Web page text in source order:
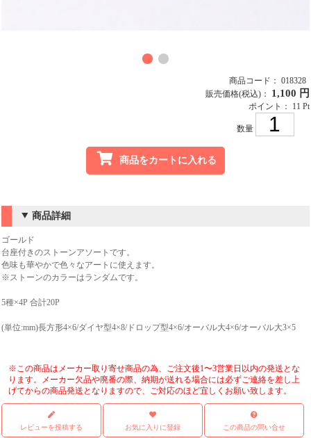
商品コード： 018328
販売価格(税込)： 1,100 円
ポイント： 11 Pt
数量
商品をカートに入れる
商品詳細
ゴールド
台座付きのストーンアソートです。
色味も華やかで色々なアートに使えます。
※ストーンのカラーはランダムです。
5種×4P 合計20P
(単位:mm)長方形4×6/ダイヤ型4×8/ドロップ型4×6/オーバル大4×6/オーバル大3×5
※この商品はメーカー取り寄せ商品の為、ご注文後1〜3営業日以内の発送とな
ります。メーカー欠品や廃番の際、納期が送れる場合には必ずご連絡を差し上
げてからの商品発送となりますので、ご対応のほど宜しくお願い致します。
レビューを投稿する お気に入りに登録 この商品の問い合せ